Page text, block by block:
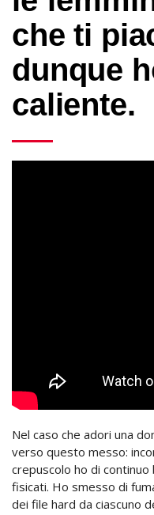
che ti
dunque
caliente.
Nel caso che adori una
verso questo messo:
crepuscolo ho di
fisicati. Ho smesso di
dei file hard da ciascuno